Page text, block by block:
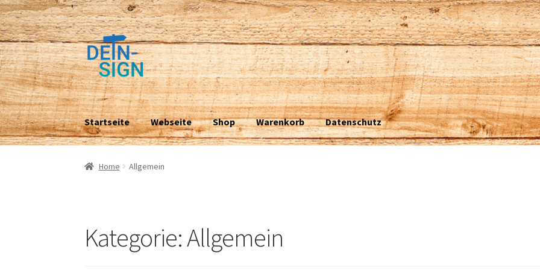
Zur
Navigation
springen
Zum
Inhalt
springen
Startseite Webseite Shop Warenkorb Datenschutz
Home Allgemein
Kategorie:Allgemein